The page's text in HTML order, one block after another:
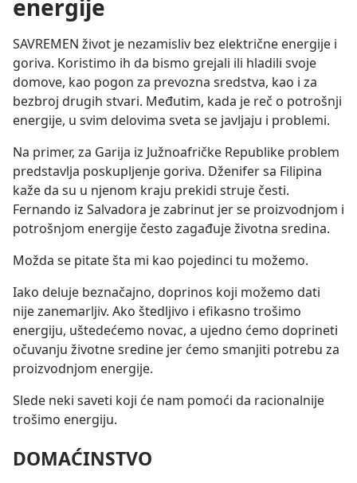
energije
SAVREMEN život je nezamisliv bez električne energije i
goriva. Koristimo ih da bismo grejali ili hladili svoje
domove, kao pogon za prevozna sredstva, kao i za
bezbroj drugih stvari. Međutim, kada je reč o potrošnji
energije, u svim delovima sveta se javljaju i problemi.
Na primer, za Garija iz Južnoafričke Republike problem
predstavlja poskupljenje goriva. Dženifer sa Filipina
kaže da su u njenom kraju prekidi struje česti.
Fernando iz Salvadora je zabrinut jer se proizvodnjom i
potrošnjom energije često zagađuje životna sredina.
Možda se pitate šta mi kao pojedinci tu možemo.
Iako deluje beznačajno, doprinos koji možemo dati
nije zanemarljiv. Ako štedljivo i efikasno trošimo
energiju, uštedećemo novac, a ujedno ćemo doprineti
očuvanju životne sredine jer ćemo smanjiti potrebu za
proizvodnjom energije.
Slede neki saveti koji će nam pomoći da racionalnije
trošimo energiju.
DOMAĆINSTVO